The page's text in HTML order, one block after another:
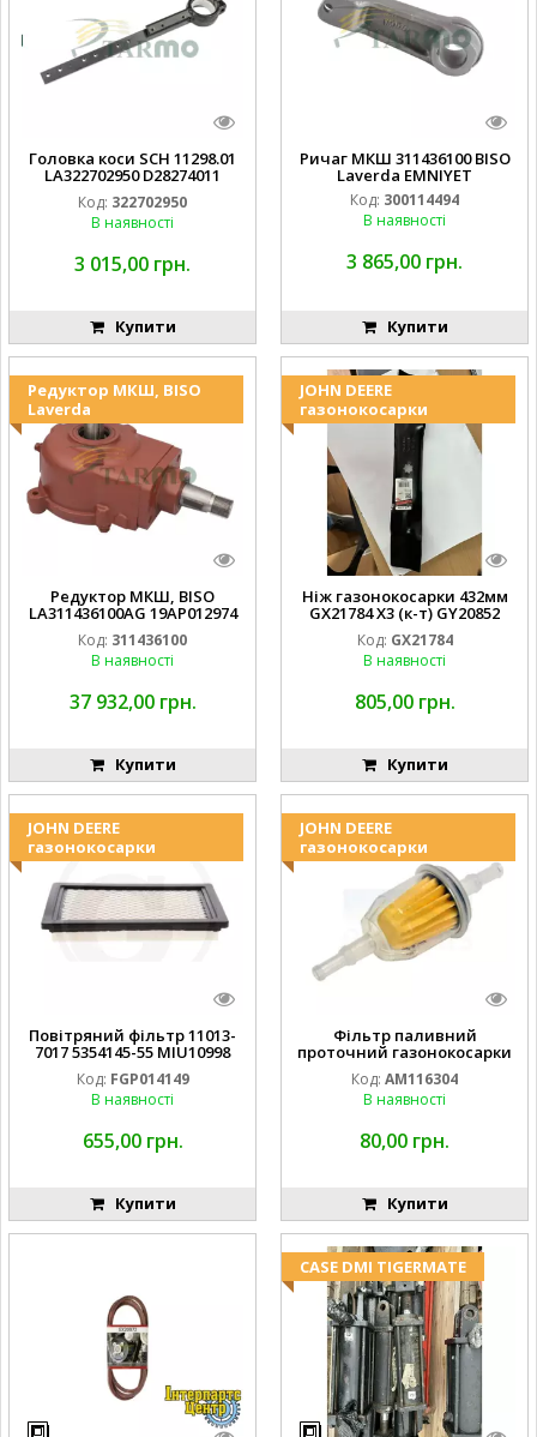
Головка коси SCH 11298.01
LA322702950 D28274011
EMNIYET
Код: 322702950
В наявності
3 015,00 грн.
Купити
Ричаг МКШ 311436100 BISO
Laverda EMNIYET
Код: 300114494
В наявності
3 865,00 грн.
Купити
Редуктор МКШ, BISO
Laverda
Редуктор МКШ, BISO
LA311436100AG 19AP012974
Laverda EMNIYET
Код: 311436100
В наявності
37 932,00 грн.
Купити
JOHN DEERE
газонокосарки
Ніж газонокосарки 432мм
GX21784 X3 (к-т) GY20852
AM137757 AM141035
Код: GX21784
В наявності
805,00 грн.
Купити
JOHN DEERE
газонокосарки
Повітряний фільтр 11013-
7017 5354145-55 MIU10998
FGP014149
Код: FGP014149
В наявності
655,00 грн.
Купити
JOHN DEERE
газонокосарки
Фільтр паливний
проточний газонокосарки
JOHN DEERE AM116304
GY20709
Код: AM116304
В наявності
80,00 грн.
Купити
CASE DMI TIGERMATE